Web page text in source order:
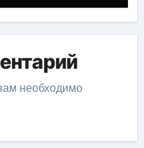
необходимо